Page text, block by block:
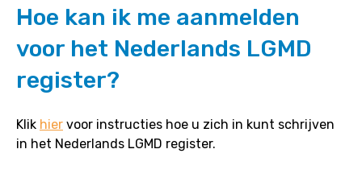
ik
aanmelden
voor
het
LGMD
register?
Hoe kan ik me aanmelden
voor het Nederlands LGMD
register?
Klik hier voor instructies hoe u zich in kunt schrijven
in het Nederlands LGMD register.